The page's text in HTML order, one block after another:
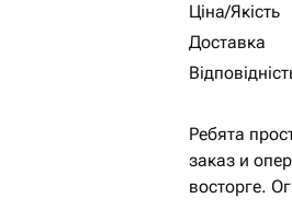
Ціна/Якість
Доставка
Ребята
заказ и
восторге.